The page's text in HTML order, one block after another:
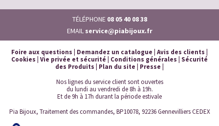
TÉLÉPHONE 08 05 40 08 38
EMAIL service@piabijoux.fr
Foire aux questions Demandez un catalogue Avis des clients
Cookies Vie privée et sécurité Conditions générales Sécurité
des Produits
Plan du site Presse
Nos lignes du service client sont ouvertes
du lundi au vendredi de 8h à 19h.
Et de 9h à 17h durant la période estivale
Pia Bijoux, Traitement des commandes, BP10078, 92236 Gennevilliers CEDEX